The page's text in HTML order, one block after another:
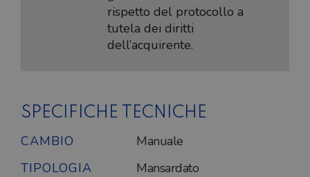
rispetto del protocollo a
tutela dei diritti
dell’acquirente.
SPECIFICHE TECNICHE
CAMBIO
Manuale
TIPOLOGIA
Mansardato